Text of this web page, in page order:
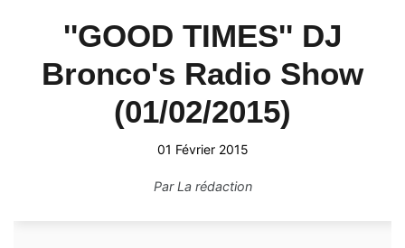
''GOOD TIMES'' DJ
Bronco's Radio Show
(01/02/2015)
01 Février 2015
ParLa rédaction